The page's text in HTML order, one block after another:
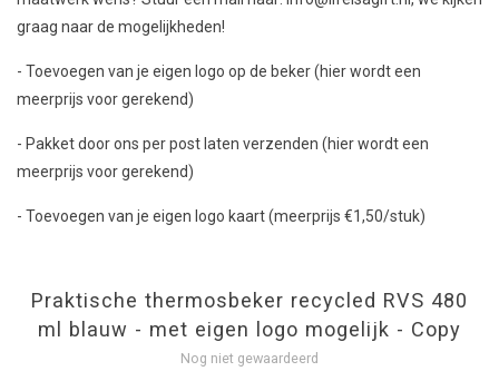
graag naar de mogelijkheden!
- Toevoegen van je eigen logo op de beker (hier wordt een
meerprijs voor gerekend)
- Pakket door ons per post laten verzenden (hier wordt een
meerprijs voor gerekend)
- Toevoegen van je eigen logo kaart (meerprijs €1,50/stuk)
Praktische thermosbeker recycled RVS 480
ml blauw - met eigen logo mogelijk - Copy
Nog niet gewaardeerd